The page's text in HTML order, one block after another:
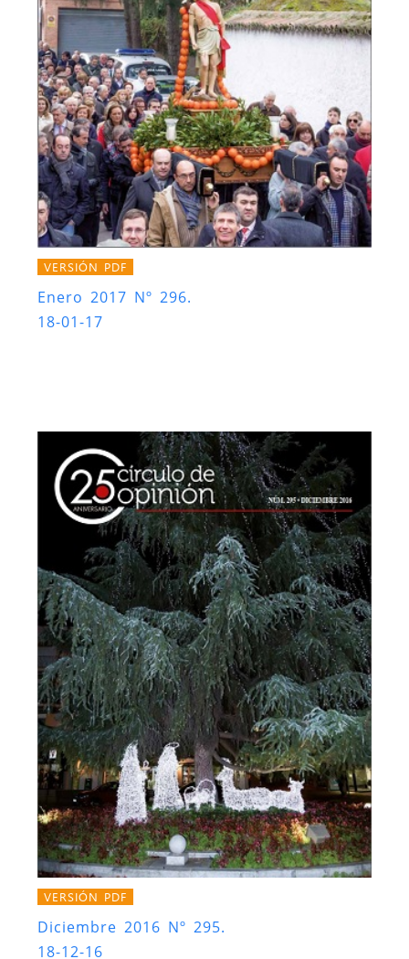
VERSIÓN PDF
Enero 2017 Nº 296.
18-01-17
VERSIÓN PDF
Diciembre 2016 Nº 295.
18-12-16